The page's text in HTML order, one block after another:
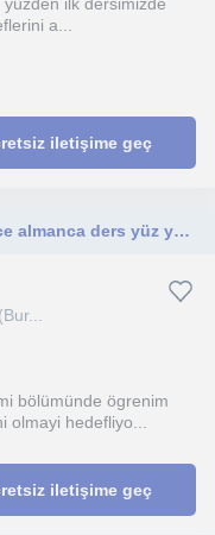
a...
iletişime geç
ilkokul ortaokul öğrencilerine ingilizce almanca ders yüz yüze
bölümünde ögrenim
hedefliyo...
iletişime geç